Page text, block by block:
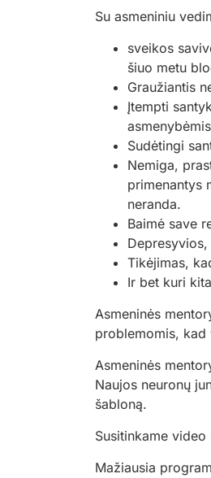
Su asmeniniu
sveikos
šiuo metu
Graužiantis
Įtempti
Sudėtingi
Nemiga,
primenantys
neranda.
Baimė save
Tikėjimas,
Ir bet kuri
Asmeninės
problemomis, kad
Asmeninės
Naujos neuronų
šabloną.
Susitinkame
Mažiausia